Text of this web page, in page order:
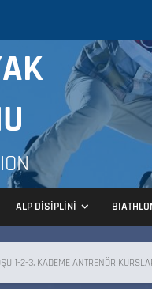
ALP DİSİPLİNİ
1-2-3. KADEME ANTRENÖR